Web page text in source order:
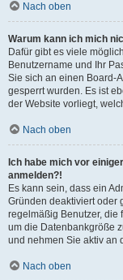
Nach oben
Warum kann ich mich
Dafür gibt es viele
Benutzername und Ihr
Sie sich an einen Board-
gesperrt wurden. Es ist
der Website vorliegt,
Nach oben
Ich habe mich vor
anmelden?!
Es kann sein, dass ein
Gründen deaktiviert oder
regelmäßig Benutzer, die
um die Datenbankgröße
und nehmen Sie aktiv an
Nach oben